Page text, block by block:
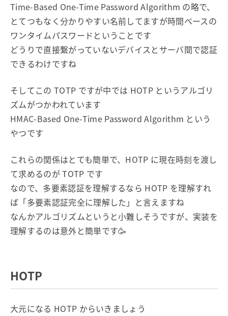
Time-Based One-Time Password Algorithm の略で、
とてつもなく分かりやすい名前してますが時間ベースの
ワンタイムパスワードということです
どうりで直接繋がっていないデバイスとサーバ間で認証
できるわけですね
そしてこの TOTP ですが中では HOTP というアルゴリ
ズムがつかわれています
HMAC-Based One-Time Password Algorithm という
やつです
これらの関係はとても簡単で、HOTP に現在時刻を渡し
て求めるのが TOTP です
なので、多要素認証を理解するなら HOTP を理解すれ
ば「多要素認証完全に理解した」と言えますね
なんかアルゴリズムというと小難しそうですが、実装を
理解するのは意外と簡単です🥳
HOTP
大元になる HOTP からいきましょう